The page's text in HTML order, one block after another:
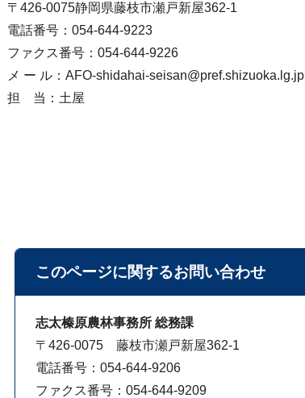
〒426-0075静岡県藤枝市瀬戸新屋362-1
電話番号：054-644-9223
ファクス番号：054-644-9226
メ ー ル：AFO-shidahai-seisan@pref.shizuoka.lg.jp
担 当：土屋
このページに関するお問い合わせ
志太榛原農林事務所 総務課
〒426-0075 藤枝市瀬戸新屋362-1
電話番号：054-644-9206
ファクス番号：054-644-9209